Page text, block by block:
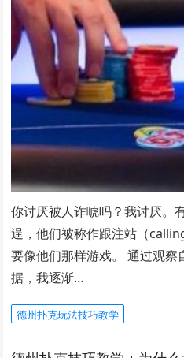
你讨厌被人诈唬吗？我讨厌。
逞，他们被称作跟注站（
要像他们那样游戏。 通过观
据，我逐渐…
德州扑克玩法技巧教学